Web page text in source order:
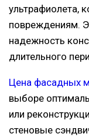
ультрафиолета,
повреждениям.
надежность
длительного
Цена фасадных
выборе
или
стеновые